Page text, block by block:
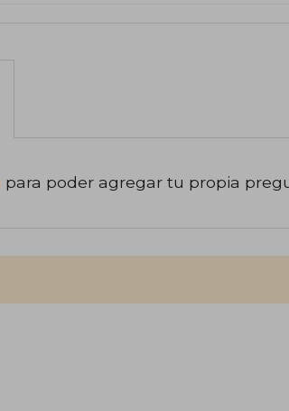
para poder agregar tu propia